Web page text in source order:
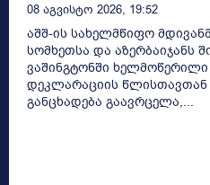
08 Აგვისტო 2026, 19:52
აშშ-ის სახელმწიფო
სომხეთსა და აზერბაიჯანს
ვაშინგტონში
დეკლარაციის წლისთავთან
განცხადება გაავრცელა,...